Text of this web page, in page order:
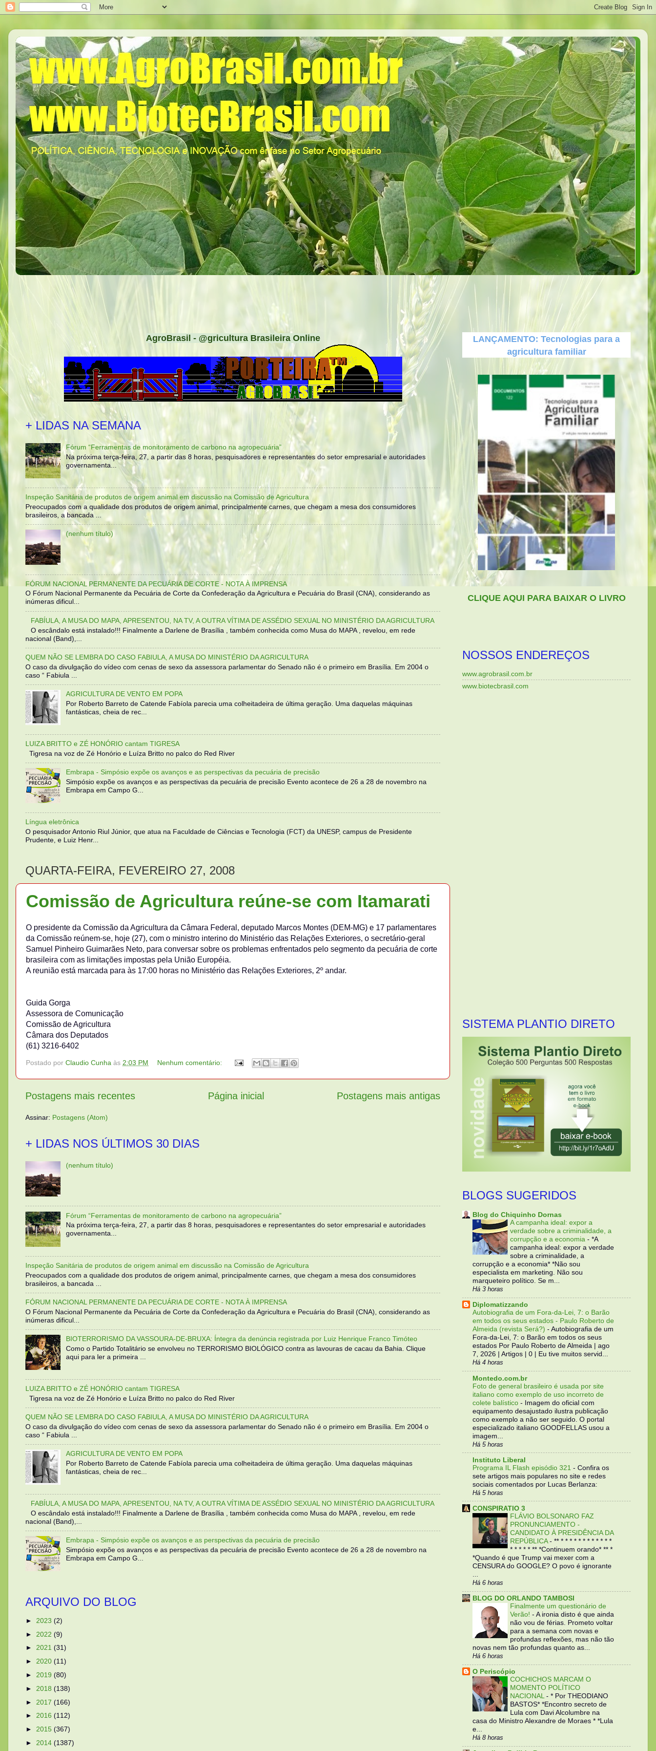
AgroBrasil - @gricultura Brasileira Online
+ LIDAS NA SEMANA
Fórum “Ferramentas de monitoramento de carbono na agropecuária”
Na próxima terça-feira, 27, a partir das 8 horas, pesquisadores e representantes do setor empresarial e autoridades
governamenta...
Inspeção Sanitária de produtos de origem animal em discussão na Comissão de Agricultura
Preocupados com a qualidade dos produtos de origem animal, principalmente carnes, que chegam a mesa dos consumidores
brasileiros, a bancada ...
(nenhum título)
FÓRUM NACIONAL PERMANENTE DA PECUÁRIA DE CORTE - NOTA À IMPRENSA
O Fórum Nacional Permanente da Pecuária de Corte da Confederação da Agricultura e Pecuária do Brasil (CNA), considerando as
inúmeras dificul...
FABÍULA, A MUSA DO MAPA, APRESENTOU, NA TV, A OUTRA VÍTIMA DE ASSÉDIO SEXUAL NO MINISTÉRIO DA AGRICULTURA
O escândalo está instalado!!! Finalmente a Darlene de Brasília , também conhecida como Musa do MAPA , revelou, em rede
nacional (Band),...
QUEM NÃO SE LEMBRA DO CASO FABIULA, A MUSA DO MINISTÉRIO DA AGRICULTURA
O caso da divulgação do vídeo com cenas de sexo da assessora parlamentar do Senado não é o primeiro em Brasília. Em 2004 o
caso “ Fabiula ...
AGRICULTURA DE VENTO EM POPA
Por Roberto Barreto de Catende Fabíola parecia uma colheitadeira de última geração. Uma daquelas máquinas
fantásticas, cheia de rec...
LUIZA BRITTO e ZÉ HONÓRIO cantam TIGRESA
Tigresa na voz de Zé Honório e Luíza Britto no palco do Red River
Embrapa - Simpósio expõe os avanços e as perspectivas da pecuária de precisão
Simpósio expõe os avanços e as perspectivas da pecuária de precisão Evento acontece de 26 a 28 de novembro na
Embrapa em Campo G...
Língua eletrônica
O pesquisador Antonio Riul Júnior, que atua na Faculdade de Ciências e Tecnologia (FCT) da UNESP, campus de Presidente
Prudente, e Luiz Henr...
QUARTA-FEIRA, FEVEREIRO 27, 2008
Comissão de Agricultura reúne-se com Itamarati
O presidente da Comissão da Agricultura da Câmara Federal, deputado Marcos Montes (DEM-MG) e 17 parlamentares
da Comissão reúnem-se, hoje (27), com o ministro interino do Ministério das Relações Exteriores, o secretário-geral
Samuel Pinheiro Guimarães Neto, para conversar sobre os problemas enfrentados pelo segmento da pecuária de corte
brasileira com as limitações impostas pela União Européia.
A reunião está marcada para às 17:00 horas no Ministério das Relações Exteriores, 2º andar.
Guida Gorga
Assessora de Comunicação
Comissão de Agricultura
Câmara dos Deputados
(61) 3216-6402
Postado por Claudio Cunha às 2:03 PM Nenhum comentário:
Postagens mais recentes Postagens mais antigas
Página inicial
Assinar: Postagens (Atom)
+ LIDAS NOS ÚLTIMOS 30 DIAS
(nenhum título)
Fórum “Ferramentas de monitoramento de carbono na agropecuária”
Na próxima terça-feira, 27, a partir das 8 horas, pesquisadores e representantes do setor empresarial e autoridades
governamenta...
Inspeção Sanitária de produtos de origem animal em discussão na Comissão de Agricultura
Preocupados com a qualidade dos produtos de origem animal, principalmente carnes, que chegam a mesa dos consumidores
brasileiros, a bancada ...
FÓRUM NACIONAL PERMANENTE DA PECUÁRIA DE CORTE - NOTA À IMPRENSA
O Fórum Nacional Permanente da Pecuária de Corte da Confederação da Agricultura e Pecuária do Brasil (CNA), considerando as
inúmeras dificul...
BIOTERRORISMO DA VASSOURA-DE-BRUXA: Íntegra da denúncia registrada por Luiz Henrique Franco Timóteo
Como o Partido Totalitário se envolveu no TERRORISMO BIOLÓGICO contra as lavouras de cacau da Bahia. Clique
aqui para ler a primeira ...
LUIZA BRITTO e ZÉ HONÓRIO cantam TIGRESA
Tigresa na voz de Zé Honório e Luíza Britto no palco do Red River
QUEM NÃO SE LEMBRA DO CASO FABIULA, A MUSA DO MINISTÉRIO DA AGRICULTURA
O caso da divulgação do vídeo com cenas de sexo da assessora parlamentar do Senado não é o primeiro em Brasília. Em 2004 o
caso “ Fabiula ...
AGRICULTURA DE VENTO EM POPA
Por Roberto Barreto de Catende Fabíola parecia uma colheitadeira de última geração. Uma daquelas máquinas
fantásticas, cheia de rec...
FABÍULA, A MUSA DO MAPA, APRESENTOU, NA TV, A OUTRA VÍTIMA DE ASSÉDIO SEXUAL NO MINISTÉRIO DA AGRICULTURA
O escândalo está instalado!!! Finalmente a Darlene de Brasília , também conhecida como Musa do MAPA , revelou, em rede
nacional (Band),...
Embrapa - Simpósio expõe os avanços e as perspectivas da pecuária de precisão
Simpósio expõe os avanços e as perspectivas da pecuária de precisão Evento acontece de 26 a 28 de novembro na
Embrapa em Campo G...
ARQUIVO DO BLOG
► 2023 (2)
► 2022 (9)
► 2021 (31)
► 2020 (11)
► 2019 (80)
► 2018 (138)
► 2017 (166)
► 2016 (112)
► 2015 (367)
► 2014 (1387)
LANÇAMENTO: Tecnologias para a
agricultura familiar
CLIQUE AQUI PARA BAIXAR O LIVRO
NOSSOS ENDEREÇOS
www.agrobrasil.com.br
www.biotecbrasil.com
SISTEMA PLANTIO DIRETO
BLOGS SUGERIDOS
Blog do Chiquinho Dornas
A campanha ideal: expor a
verdade sobre a criminalidade, a
corrupção e a economia - *A
campanha ideal: expor a verdade
sobre a criminalidade, a
corrupção e a economia* *Não sou
especialista em marketing. Não sou
marqueteiro político. Se m...
Há 3 horas
Diplomatizzando
Autobiografia de um Fora-da-Lei, 7: o Barão
em todos os seus estados - Paulo Roberto de
Almeida (revista Será?) - Autobiografia de um
Fora-da-Lei, 7: o Barão em todos os seus
estados Por Paulo Roberto de Almeida | ago
7, 2026 | Artigos | 0 | Eu tive muitos servid...
Há 4 horas
Montedo.com.br
Foto de general brasileiro é usada por site
italiano como exemplo de uso incorreto de
colete balístico - Imagem do oficial com
equipamento desajustado ilustra publicação
como exemplo a não ser seguido. O portal
especializado italiano GOODFELLAS usou a
imagem...
Há 5 horas
Instituto Liberal
Programa IL Flash episódio 321 - Confira os
sete artigos mais populares no site e redes
sociais comentados por Lucas Berlanza:
Há 5 horas
CONSPIRATIO 3
FLÁVIO BOLSONARO FAZ
PRONUNCIAMENTO -
CANDIDATO À PRESIDÊNCIA DA
REPÚBLICA - ** * * * * * * * * * * * *
* * * * * ** *Continuem orando* ** *
*Quando é que Trump vai mexer com a
CENSURA do GOOGLE? O povo é ignorante
Há 6 horas
BLOG DO ORLANDO TAMBOSI
Finalmente um questionário de
Verão! - A ironia disto é que ainda
não vou de férias. Prometo voltar
para a semana com novas e
profundas reflexões, mas não tão
novas nem tão profundas quanto as...
Há 6 horas
O Periscópio
COCHICHOS MARCAM O
MOMENTO POLÍTICO
NACIONAL - * Por THEODIANO
BASTOS* *Encontro secreto de
Lula com Davi Alcolumbre na
casa do Ministro Alexandre de Moraes * *Lula
e...
Há 8 horas